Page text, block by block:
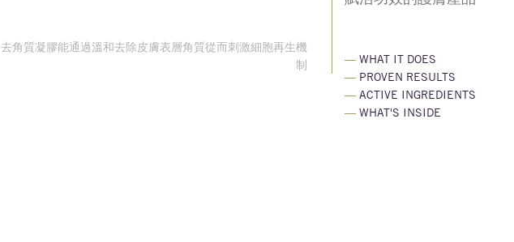
去角質凝膠能通過溫和去除皮膚表層角質從而刺激細胞再生機
制
— WHAT IT DOES
— PROVEN RESULTS
— ACTIVE INGREDIENTS
— WHAT'S INSIDE